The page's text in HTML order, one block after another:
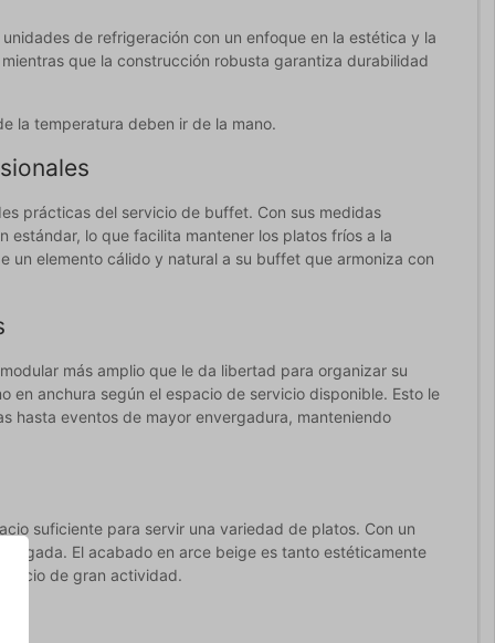
de refrigeración con un enfoque en la estética y la
que la construcción robusta garantiza durabilidad
la temperatura deben ir de la mano.
prácticas del servicio de buffet. Con sus medidas
lo que facilita mantener los platos fríos a la
elemento cálido y natural a su buffet que armoniza con
más amplio que le da libertad para organizar su
en anchura según el espacio de servicio disponible. Esto le
hasta eventos de mayor envergadura, manteniendo
suficiente para servir una variedad de platos. Con un
El acabado en arce beige es tanto estéticamente
de gran actividad.